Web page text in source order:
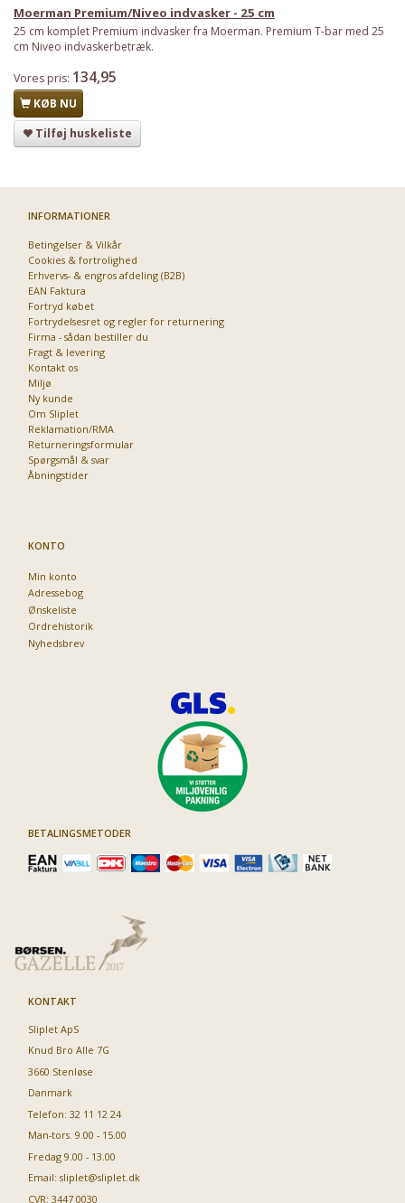
Moerman Premium/Niveo indvasker - 25 cm
25 cm komplet Premium indvasker fra Moerman. Premium T-bar med 25
cm Niveo indvaskerbetræk.
Vores pris: 134,95
KØB NU
Tilføj huskeliste
INFORMATIONER
Betingelser & Vilkår
Cookies & fortrolighed
Erhvervs- & engros afdeling (B2B)
EAN Faktura
Fortryd købet
Fortrydelsesret og regler for returnering
Firma - sådan bestiller du
Fragt & levering
Kontakt os
Miljø
Ny kunde
Om Sliplet
Reklamation/RMA
Returneringsformular
Spørgsmål & svar
Åbningstider
KONTO
Min konto
Adressebog
Ønskeliste
Ordrehistorik
Nyhedsbrev
BETALINGSMETODER
KONTAKT
Sliplet ApS
Knud Bro Alle 7G
3660 Stenløse
Danmark
Telefon: 32 11 12 24
Man-tors. 9.00 - 15.00
Fredag 9.00 - 13.00
Email: sliplet@sliplet.dk
CVR: 3447 0030